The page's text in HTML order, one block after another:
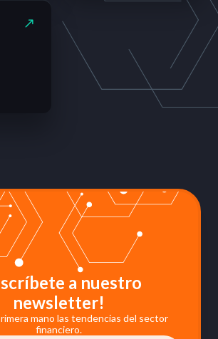
a nuestro
newsletter!
mano las tendencias del sector
financiero.